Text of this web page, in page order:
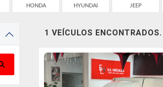
HONDA HYUNDAI JEEP
1 VEÍCULOS ENCONTRADOS.